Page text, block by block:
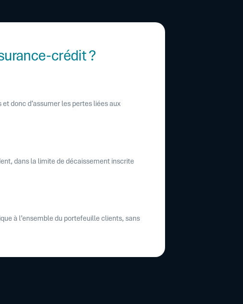
crédit ?
donc d’assumer les pertes liées aux
dans la limite de décaissement inscrite
à l’ensemble du portefeuille clients, sans